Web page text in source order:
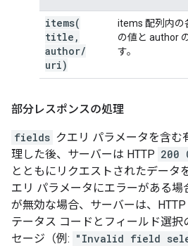
items(
title ,
author/
uri)
items 配列内の
の値と author
す。
部分レスポンスの処理
fields クエリ パラメータを含む
理した後、サーバーは HTTP 200
とともにリクエストされたデータ
エリ パラメータにエラーがある場
が無効な場合、サーバーは、HTTP
テータス コードとフィールド選択
セージ（例: "Invalid field